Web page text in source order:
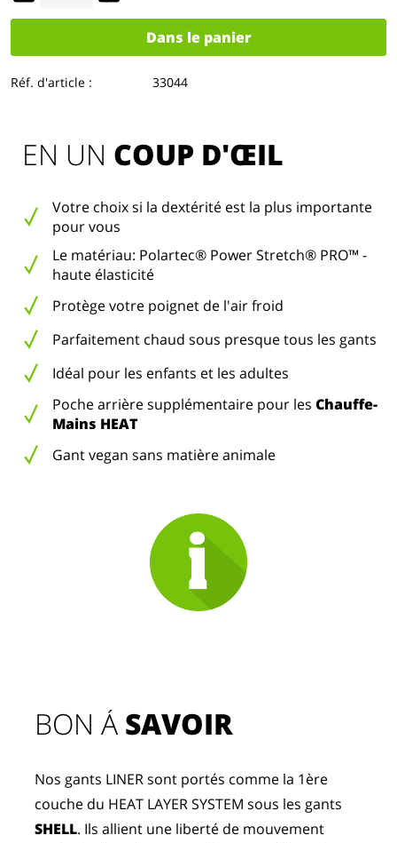
Dans le panier
Réf. d'article : 33044
EN UN COUP D'ŒIL
Votre choix si la dextérité est la plus importante
pour vous
Le matériau: Polartec® Power Stretch® PRO™ -
haute élasticité
Protège votre poignet de l'air froid
Parfaitement chaud sous presque tous les gants
Idéal pour les enfants et les adultes
Poche arrière supplémentaire pour les Chauffe-
Mains HEAT
Gant vegan sans matière animale
BON Á SAVOIR
Nos gants LINER sont portés comme la 1ère
SHELL. Ils allient une liberté de mouvement